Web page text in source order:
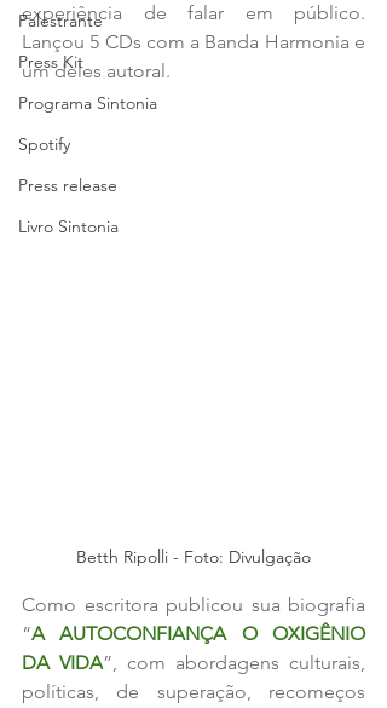
Palestrante
Press Kit
Programa Sintonia
Spotify
Press release
Livro Sintonia
experiência de falar em público.
Lançou 5 CDs com a Banda Harmonia e
um deles autoral.
Betth Ripolli - Foto: Divulgação
Como escritora publicou sua biografia
“A AUTOCONFIANÇA O OXIGÊNIO
DA VIDA”, com abordagens culturais,
políticas, de superação, recomeços